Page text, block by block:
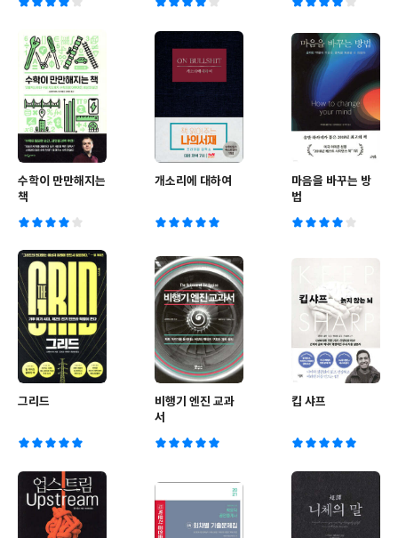
수학이 만만해지는
책
개소리에 대하여
마음을 바꾸는 방
법
그리드
비행기 엔진 교과
서
킵 샤프